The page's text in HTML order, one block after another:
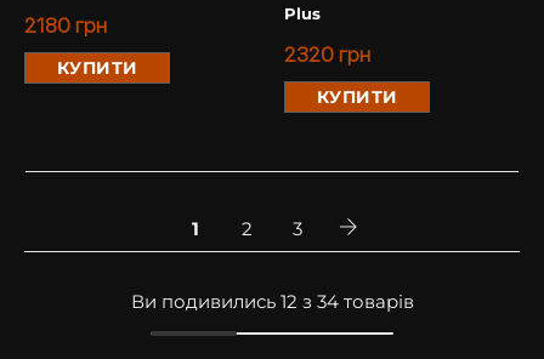
2180 грн
КУПИТИ
Plus
2320 грн
КУПИТИ
1 2 3
Ви подивились 12 з 34 товарів